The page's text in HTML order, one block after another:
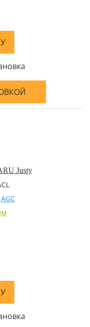
Justy
AGC